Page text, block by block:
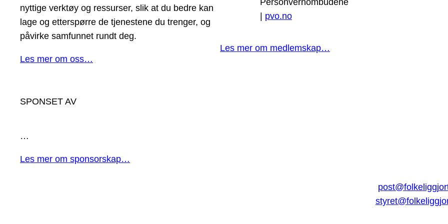
nyttige verktøy og ressurser, slik at du bedre kan
lage og etterspørre de tjenestene du trenger, og
påvirke samfunnet rundt deg.
Les mer om oss…
| pvo.no
Les mer om medlemskap…
SPONSET AV
…
Les mer om sponsorskap…